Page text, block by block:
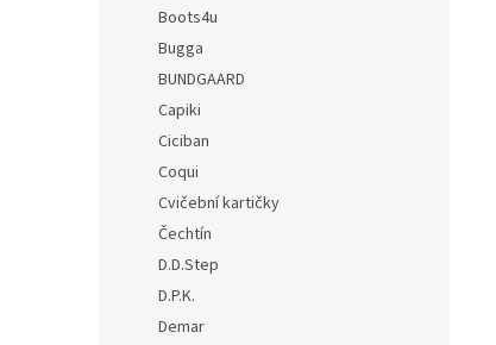
Boots4u
Bugga
BUNDGAARD
Capiki
Ciciban
Coqui
Cvičební kartičky
Čechtín
D.D.Step
D.P.K.
Demar